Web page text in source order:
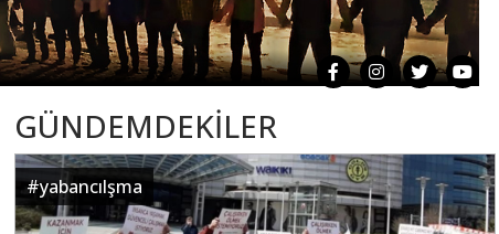
GÜNDEMDEKİLER
#yabancılşma